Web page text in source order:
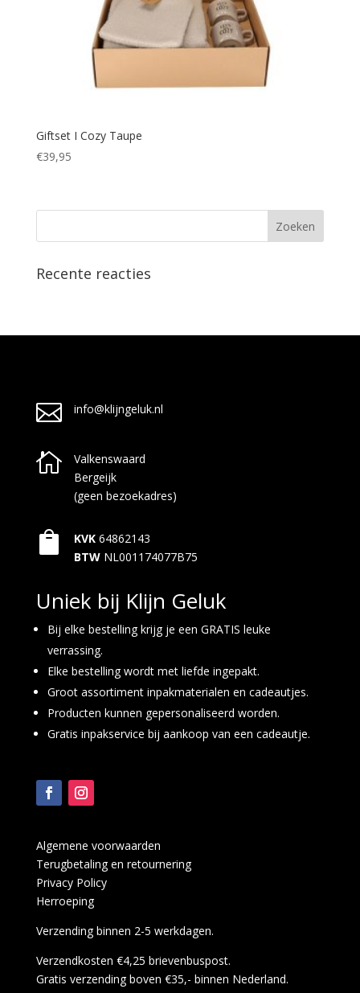
Giftset I Cozy Taupe
€39,95
Recente reacties
 info@klijngeluk.nl

Valkenswaard
Bergeijk
(geen bezoekadres)
 KVK 64862143
BTW NL001174077B75
Uniek bij Klijn Geluk
Bij elke bestelling krijg je een GRATIS leuke
verrassing.
Elke bestelling wordt met liefde ingepakt.
Groot assortiment inpakmaterialen en cadeautjes.
Producten kunnen gepersonaliseerd worden.
Gratis inpakservice bij aankoop van een cadeautje.
Algemene voorwaarden
Terugbetaling en retournering
Privacy Policy
Herroeping
Verzending binnen 2-5 werkdagen.
Verzendkosten €4,25 brievenbuspost.
Gratis verzending boven €35,- binnen Nederland.